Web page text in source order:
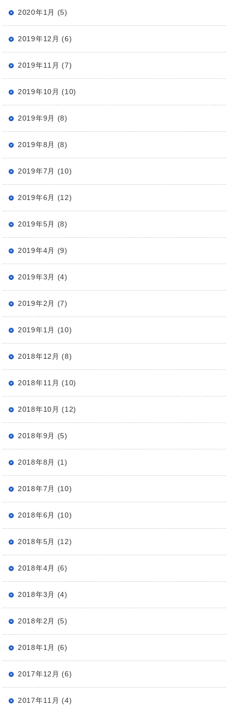
2020年1月 (5)
2019年12月 (6)
2019年11月 (7)
2019年10月 (10)
2019年9月 (8)
2019年8月 (8)
2019年7月 (10)
2019年6月 (12)
2019年5月 (8)
2019年4月 (9)
2019年3月 (4)
2019年2月 (7)
2019年1月 (10)
2018年12月 (8)
2018年11月 (10)
2018年10月 (12)
2018年9月 (5)
2018年8月 (1)
2018年7月 (10)
2018年6月 (10)
2018年5月 (12)
2018年4月 (6)
2018年3月 (4)
2018年2月 (5)
2018年1月 (6)
2017年12月 (6)
2017年11月 (4)